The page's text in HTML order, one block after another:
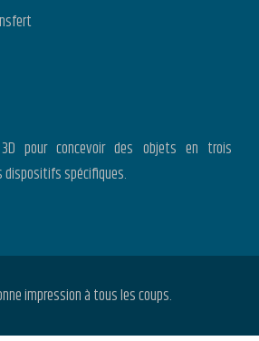
3D pour concevoir des objets en trois
dispositifs spécifiques.
impression à tous les coups.